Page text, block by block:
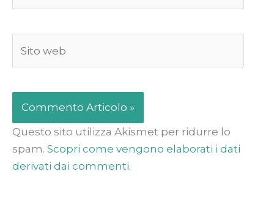
web
Questo sito utilizza Akismet per ridurre lo
spam. Scopri come vengono elaborati i dati
derivati dai commenti.